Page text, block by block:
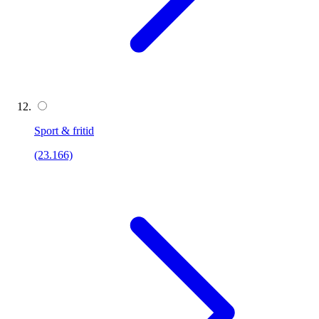
Sport & fritid
(23.166)